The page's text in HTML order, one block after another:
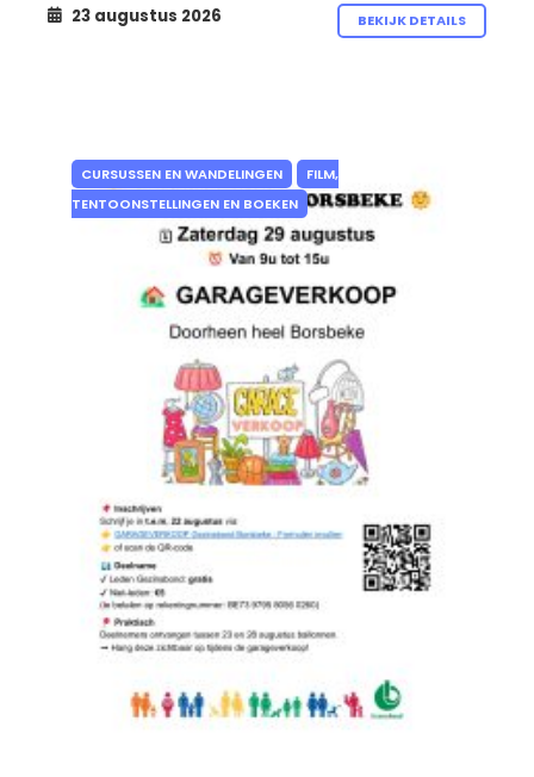
23 augustus 2026 BEKIJK DETAILS
CURSUSSEN EN WANDELINGEN
FILM,
TENTOONSTELLINGEN EN BOEKEN